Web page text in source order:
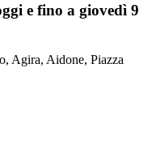
e fino a giovedì 9
Agira, Aidone, Piazza